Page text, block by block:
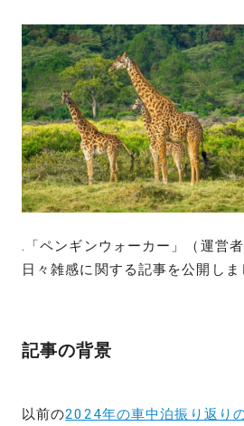
.「ペンギンウォーカー」（運営者
日々雑感に関する記事を公開しま
記事の背景
以前の2024年の車中泊振り返り